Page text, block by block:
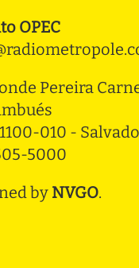
OPEC
Pereira
010 -
5000
by NVGO.